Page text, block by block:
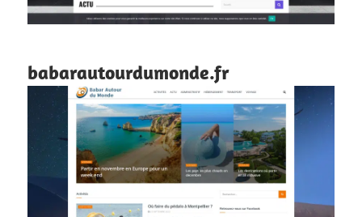
babarautourdumonde.fr